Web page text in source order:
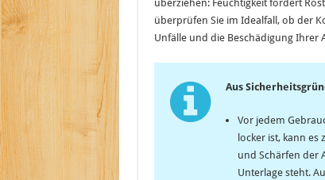
überziehen: Feuchtigkeit fördert
überprüfen Sie im Idealfall, ob der
Unfälle und die Beschädigung Ihrer
Aus
Vor jedem
locker ist, kann
und Schärfen der
Unterlage steht.